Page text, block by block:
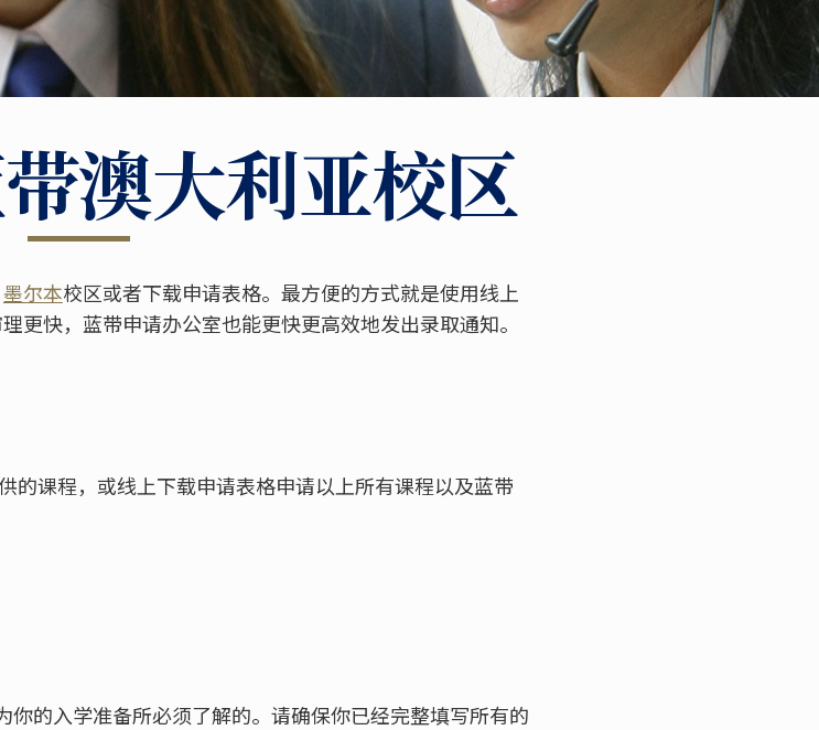
澳大利亚校区
墨尔本校区或者下载申请表格。最方便的方式就是使用线上
更快，蓝带申请办公室也能更快更高效地发出录取通知。
的课程，或线上下载申请表格申请以上所有课程以及蓝带
你的入学准备所必须了解的。请确保你已经完整填写所有的